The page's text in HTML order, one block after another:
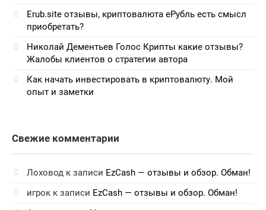
Erub.site отзывы, криптовалюта еРубль есть смысл
приобретать?
Николай Дементьев Голос Крипты какие отзывы?
Жалобы клиентов о стратегии автора
Как начать инвестировать в криптовалюту. Мой
опыт и заметки
Свежие комментарии
Лоховод к записи EzCash — отзывы и обзор. Обман!
игрок к записи EzCash — отзывы и обзор. Обман!